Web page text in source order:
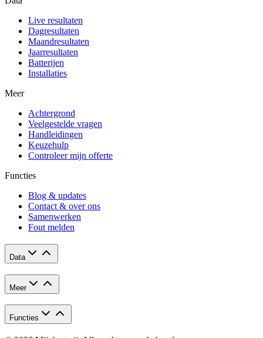
Live resultaten
Dagresultaten
Maandresultaten
Jaarresultaten
Batterijen
Installaties
Meer
Achtergrond
Veelgestelde vragen
Handleidingen
Keuzehulp
Controleer mijn offerte
Functies
Blog & updates
Contact & over ons
Samenwerken
Fout melden
Data
Meer
Functies